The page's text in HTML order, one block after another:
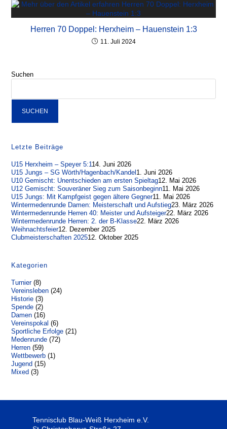
Herren 70 Doppel: Herxheim – Hauenstein 1:3
11. Juli 2024
Suchen
SUCHEN
Letzte Beiträge
U15 Herxheim – Speyer 5:114. Juni 2026
U15 Jungs – SG Wörth/Hagenbach/Kandel 1. Juni 2026
U10 Gemischt: Unentschieden am ersten Spieltag12. Mai 2026
U12 Gemischt: Souveräner Sieg zum Saisonbeginn11. Mai 2026
U15 Jungs: Mit Kampfgeist gegen ältere Gegner11. Mai 2026
Wintermedenrunde Damen: Meisterschaft und Aufstieg23. März 2026
Wintermedenrunde Herren 40: Meister und Aufsteiger22. März 2026
Wintermedenrunde Herren: 2. der B-Klasse22. März 2026
Weihnachtsfeier12. Dezember 2025
Clubmeisterschaften 202512. Oktober 2025
Kategorien
Turnier (8)
Vereinsleben (24)
Historie (3)
Spende (2)
Damen (16)
Vereinspokal (6)
Sportliche Erfolge (21)
Medenrunde (72)
Herren (59)
Wettbewerb (1)
Jugend (15)
Mixed (3)
Tennisclub Blau-Weiß Herxheim e.V.